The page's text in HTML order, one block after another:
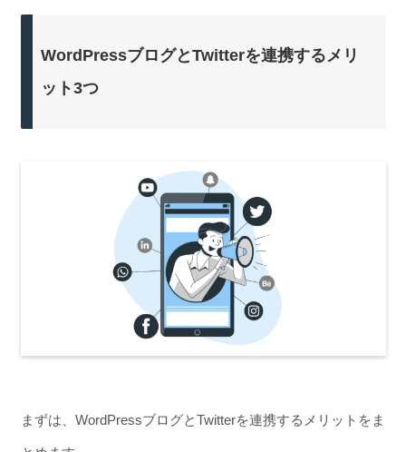
WordPressブログとTwitterを連携するメリ
ット3つ
まずは、WordPressブログとTwitterを連携するメリットをま